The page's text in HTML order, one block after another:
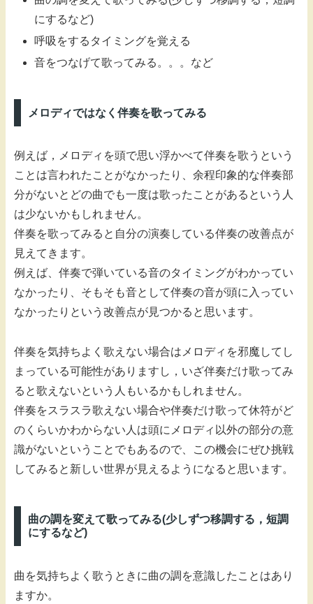
にするなど)
呼吸をするタイミングを覚える
音をつなげて歌ってみる。。。など
メロディではなく伴奏を歌ってみる
例えば，メロディを頭で思い浮かべて伴奏を歌うという
ことは言われたことがなかったり、余程印象的な伴奏部
分がないとどの曲でも一度は歌ったことがあるという人
は少ないかもしれません。
伴奏を歌ってみると自分の演奏している伴奏の改善点が
見えてきます。
例えば、伴奏で弾いている音のタイミングがわかってい
なかったり、そもそも音として伴奏の音が頭に入ってい
なかったりという改善点が見つかると思います。
伴奏を気持ちよく歌えない場合はメロディを邪魔してし
まっている可能性がありますし，いざ伴奏だけ歌ってみ
ると歌えないという人もいるかもしれません。
伴奏をスラスラ歌えない場合や伴奏だけ歌って休符がど
のくらいかわからない人は頭にメロディ以外の部分の意
識がないということでもあるので、この機会にぜひ挑戦
してみると新しい世界が見えるようになると思います。
曲の調を変えて歌ってみる(少しずつ移調する，短調
にするなど)
曲を気持ちよく歌うときに曲の調を意識したことはあり
ますか。